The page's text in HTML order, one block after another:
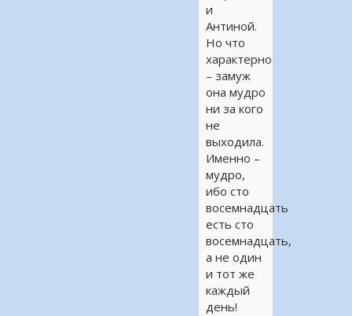
и
Антиной.
Но что
характерно
– замуж
она мудро
ни за кого
не
выходила.
Именно –
мудро,
ибо сто
восемнадцать
есть сто
восемнадцать,
а не один
и тот же
каждый
день!